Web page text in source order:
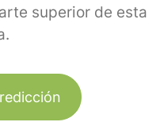
superior de esta